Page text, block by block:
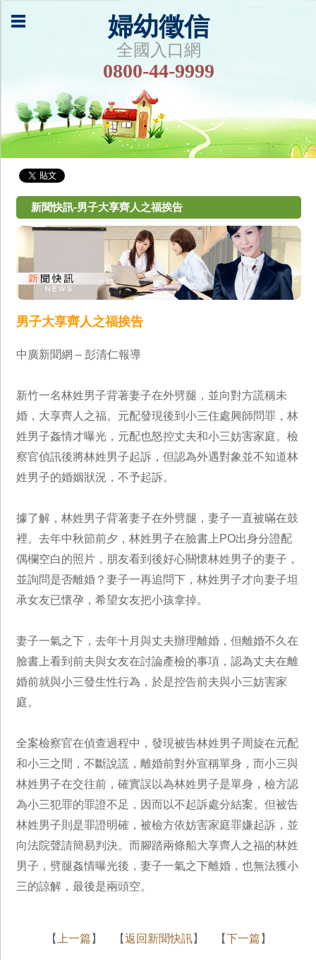
婦幼徵信
全國入口網
0800-44-9999
新聞快訊-男子大享齊人之福挨告
男子大享齊人之福挨告
中廣新聞網 – 彭清仁報導
新竹一名林姓男子背著妻子在外劈腿，並向對方謊稱未
婚，大享齊人之福。元配發現後到小三住處興師問罪，林
姓男子姦情才曝光，元配也怒控丈夫和小三妨害家庭。檢
察官偵訊後將林姓男子起訴，但認為外遇對象並不知道林
姓男子的婚姻狀況，不予起訴。
據了解，林姓男子背著妻子在外劈腿，妻子一直被暪在鼓
裡。去年中秋節前夕，林姓男子在臉書上PO出身分證配
偶欄空白的照片，朋友看到後好心關懷林姓男子的妻子，
並詢問是否離婚？妻子一再追問下，林姓男子才向妻子坦
承女友已懷孕，希望女友把小孩拿掉。
妻子一氣之下，去年十月與丈夫辦理離婚，但離婚不久在
臉書上看到前夫與女友在討論產檢的事項，認為丈夫在離
婚前就與小三發生性行為，於是控告前夫與小三妨害家
庭。
全案檢察官在偵查過程中，發現被告林姓男子周旋在元配
和小三之間，不斷說謊，離婚前對外宣稱單身，而小三與
林姓男子在交往前，確實誤以為林姓男子是單身，檢方認
為小三犯罪的罪證不足，因而以不起訴處分結案。但被告
林姓男子則是罪證明確，被檢方依妨害家庭罪嫌起訴，並
向法院聲請簡易判決。而腳踏兩條船大享齊人之福的林姓
男子，劈腿姦情曝光後，妻子一氣之下離婚，也無法獲小
三的諒解，最後是兩頭空。
【 上一篇 】 【返回新聞快訊】 【下一篇 】